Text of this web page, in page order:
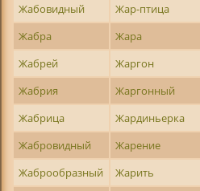
Жабовидный
Жар-птица
Жабра
Жара
Жабрей
Жаргон
Жабрия
Жаргонный
Жабрица
Жардиньерка
Жабровидный
Жарение
Жаброобразный
Жарить